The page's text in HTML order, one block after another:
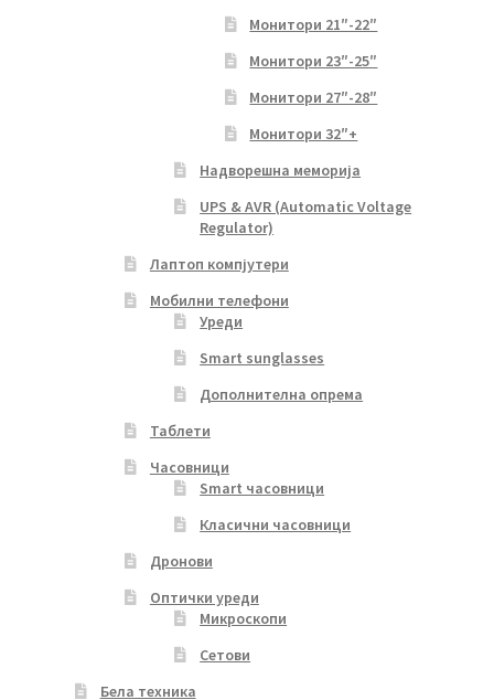
Монитори 21″-22″
Монитори 23″-25″
Монитори 27″-28″
Монитори 32″+
Надворешна меморија
UPS & AVR (Automatic Voltage
Regulator)
Лаптоп компјутери
Мобилни телефони
Уреди
Smart sunglasses
Дополнителна опрема
Таблети
Часовници
Smart часовници
Класични часовници
Дронови
Оптички уреди
Микроскопи
Сетови
Бела техника